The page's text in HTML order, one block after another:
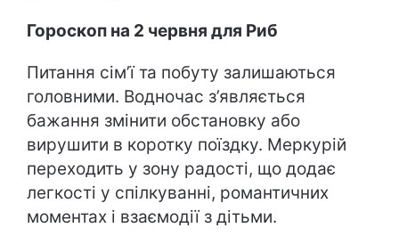
Гороскоп на 2 червня для Риб
Питання сім’ї та побуту залишаються
головними. Водночас з’являється
бажання змінити обстановку або
вирушити в коротку поїздку. Меркурій
переходить у зону радості, що додає
легкості у спілкуванні, романтичних
моментах і взаємодії з дітьми.